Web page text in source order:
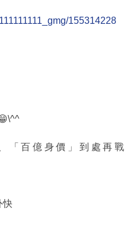
155314228
「百億身價」到處再戰
快